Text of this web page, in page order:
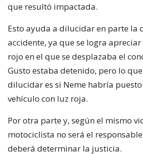
que resultó impactada.
Esto ayuda a dilucidar en parte la
accidente, ya que se logra
rojo en el que se desplazaba el
Gusto estaba detenido, pero lo
dilucidar es si Neme habría
vehículo con luz roja.
Por otra parte y, según el mismo
motociclista no será el
deberá determinar la justicia.